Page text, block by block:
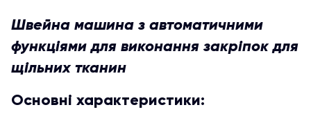
Швейна машина з автоматичними
функціями для виконання закріпок для
щільних тканин
Основні характеристики: